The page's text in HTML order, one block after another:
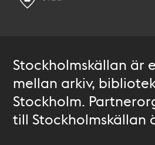
Stockholmskällan är
mellan arkiv,
Stockholm.
till Stockholmskällan